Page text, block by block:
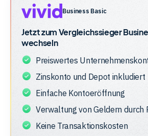
der
Anbieter
Business Basic
Jetzt zum Vergleichssieger
wechseln
Preiswertes
Zinskonto und Depot inkludiert
Einfache Kontoeröffnung
Verwaltung von Geldern durch
Keine Transaktionskosten